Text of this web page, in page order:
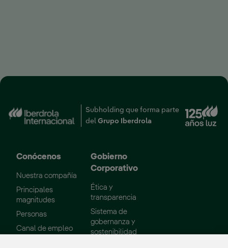
Subholding que forma parte
del Grupo IberdrolaEnlace externo, se
Conócenos
Nuestra compañía
Principales
magnitudes
Personas
Canal de empleoEnlace externo, se abre en ventana nueva.
Gobierno
Corporativo
Ética y
transparencia
Sistema de
gobernanza y
sostenibilidad